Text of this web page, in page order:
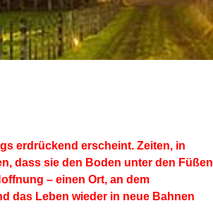
erdrückend erscheint. Zeiten, in
dass sie den Boden unter den Füßen
– einen Ort, an dem
das Leben wieder in neue Bahnen